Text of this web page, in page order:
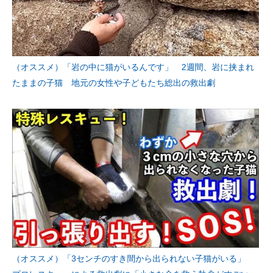
（オススメ）「岩の中に猫がいるんです」 2週間、岩に挟まれ
たままの子猫 地元の女性や子どもたち総出の救出劇
（オススメ）「3センチのすき間から出られない子猫がいる」